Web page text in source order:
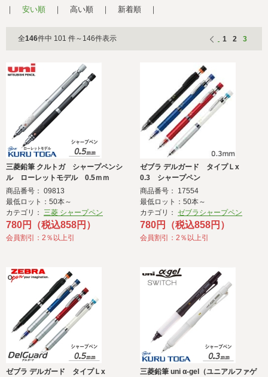
安い順 高い順 新着順
全146件中 101 件～146件表示 1 2 3
三菱鉛筆 クルトガ シャープペンシ
ル ローレットモデル 0.5ｍｍ
KURUTOGA
商品番号： 09813
最低ロット：50本～
カテゴリ： 三菱 シャープペン
780円（税込858円）
会員割引：2％以上引
ゼブラ デルガード タイプＬx
0.3 シャープペン
商品番号： 17554
最低ロット：50本～
カテゴリ： ゼブラシャープペン
780円（税込858円）
会員割引：2％以上引
ゼブラ デルガード タイプＬx
三菱鉛筆 uni α-gel（ユニアルファゲ